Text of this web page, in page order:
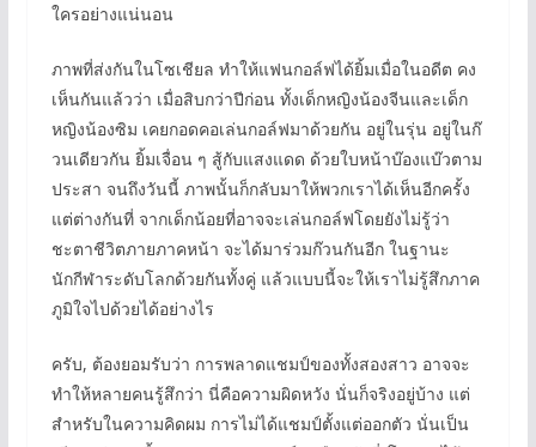
ใครอย่างแน่นอน
ภาพที่ส่งกันในโซเชียล ทำให้แฟนกอล์ฟได้ยิ้มเมื่อในอดีต คง
เห็นกันแล้วว่า เมื่อสิบกว่าปีก่อน ทั้งเด็กหญิงน้องจีนและเด็ก
หญิงน้องซิม เคยกอดคอเล่นกอล์ฟมาด้วยกัน อยู่ในรุ่น อยู่ในก๊
วนเดียวกัน ยิ้มเจื่อน ๆ สู้กับแสงแดด ด้วยใบหน้าบ๊องแบ๊วตาม
ประสา จนถึงวันนี้ ภาพนั้นก็กลับมาให้พวกเราได้เห็นอีกครั้ง
แต่ต่างกันที่ จากเด็กน้อยที่อาจจะเล่นกอล์ฟโดยยังไม่รู้ว่า
ชะตาชีวิตภายภาคหน้า จะได้มาร่วมก๊วนกันอีก ในฐานะ
นักกีฬาระดับโลกด้วยกันทั้งคู่ แล้วแบบนี้จะให้เราไม่รู้สึกภาค
ภูมิใจไปด้วยได้อย่างไร
ครับ, ต้องยอมรับว่า การพลาดแชมป์ของทั้งสองสาว อาจจะ
ทำให้หลายคนรู้สึกว่า นี่คือความผิดหวัง นั่นก็จริงอยู่บ้าง แต่
สำหรับในความคิดผม การไม่ได้แชมป์ตั้งแต่ออกตัว นั่นเป็น